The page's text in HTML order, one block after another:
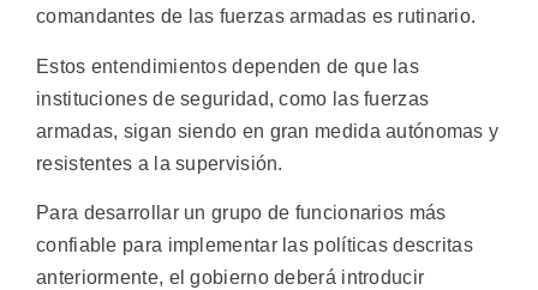
comandantes de las fuerzas armadas es rutinario.
Estos entendimientos dependen de que las
instituciones de seguridad, como las fuerzas
armadas, sigan siendo en gran medida autónomas y
resistentes a la supervisión.
Para desarrollar un grupo de funcionarios más
confiable para implementar las políticas descritas
anteriormente, el gobierno deberá introducir